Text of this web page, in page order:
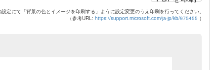
定にて「背景の色とイメージを印刷する」ように設定変更のうえ印刷を行ってください。
（参考URL: https://support.microsoft.com/ja-jp/kb/975455 ）